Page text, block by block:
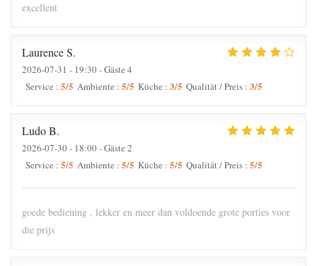
excellent
LaurenceS
2026-07-31 - 19:30 - Gäste 4
Service : 5/5 Ambiente : 5/5 Küche : 3/5 Qualität / Preis : 3/5
LudoB
2026-07-30- 18:00 - Gäste 2
Service : 5/5 Ambiente : 5/5 Küche : 5/5 Qualität / Preis : 5/5
goede bediening , lekker en meer dan voldoende grote porties voor
die prijs